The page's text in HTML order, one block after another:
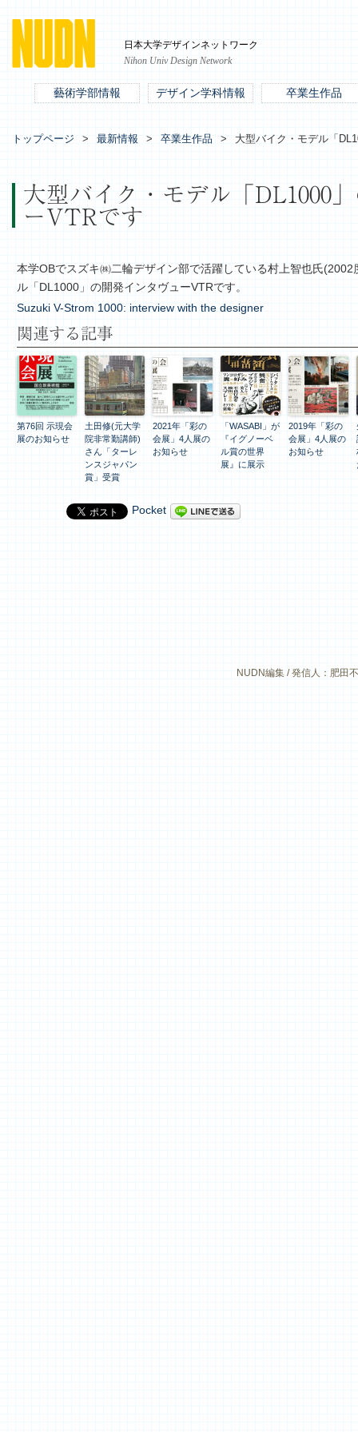
日本大学デザインネットワーク
Nihon Univ Design Network
藝術学部情報 デザイン学科情報 卒業生作品
トップページ 最新情報 卒業生作品 大型バイク・モデル「
大型バイク・モデル「DL1000
ーVTRです
本学OBでスズキ㈱二輪デザイン部で活躍している村上智也氏
ル「DL1000」の開発インタヴューVTRです。
Suzuki V-Strom 1000: interview with the designer
関連する記事
第76回 示現会
展のお知らせ
土田修(元大学
院非常勤講師)
さん「ターレ
ンスジャパン
賞」受賞
2021年「彩の
会展」4人展の
お知らせ
「WASABI」が
『イグノーベ
ル賞の世界
展』に展示
2019年「彩の
会展」4人展の
お知らせ
Pocket
NUDN編集 / 発信人：肥田